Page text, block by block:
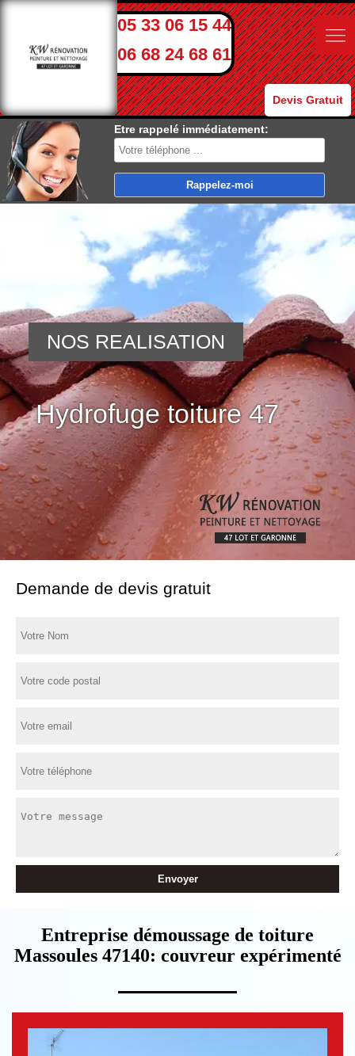
05 33 06 15 44
06 68 24 68 61
Devis Gratuit
Etre rappelé immédiatement:
Hydrofuge toiture 47
NOS REALISATION
Demande de devis gratuit
Entreprise démoussage de toiture
Massoules 47140: couvreur expérimenté